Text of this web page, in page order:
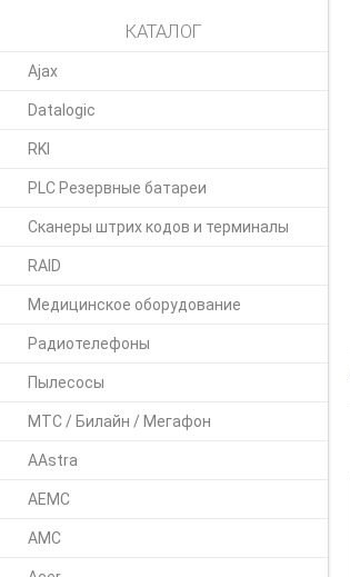
КАТАЛОГ
Ajax
Datalogic
RKI
PLC Резервные батареи
Сканеры штрих кодов и терминалы
RAID
Медицинское оборудование
Радиотелефоны
Пылесосы
МТС / Билайн / Мегафон
AAstra
AEMC
AMC